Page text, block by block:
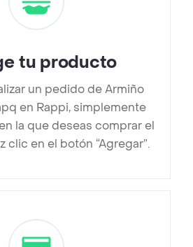
tu producto
un pedido de Armiño
en Rappi, simplemente
la que deseas comprar el
clic en el botón “Agregar”.